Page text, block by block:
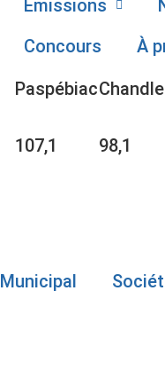
Émissions
Concours
À
Paspébiac
107,1 98,1
Municipal